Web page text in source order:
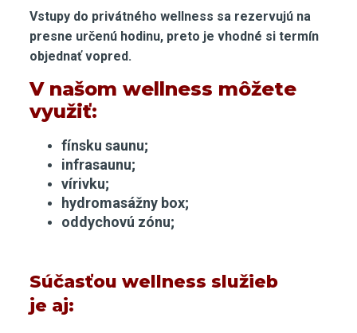
Vstupy do privátného wellness sa rezervujú na
presne určenú hodinu, preto je vhodné si termín
objednať vopred.
V našom wellness môžete
využiť:
fínsku saunu;
infrasaunu;
vírivku;
hydromasážny box;
oddychovú zónu;
Súčasťou wellness služieb
je aj: